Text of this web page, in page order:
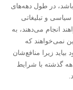
در طول دهه‌های
و تبلیغاتی
انجام می‌دهند، به
نمی‌خواهند که
زیرا منافع‌شان
گذشته با شرایط